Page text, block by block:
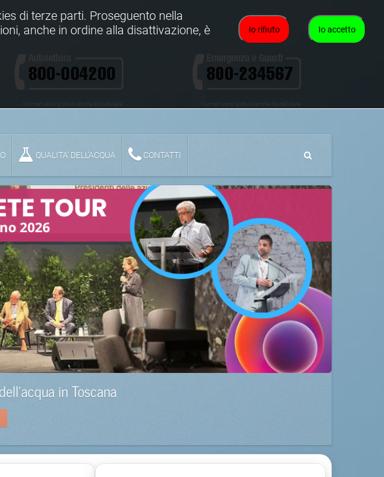
QUALITA’ DELL’ACQUA CONTATTI
in Toscana
Io accetto
Io rifiuto
di terze parti. Proseguento nella
anche in ordine alla disattivazione, è